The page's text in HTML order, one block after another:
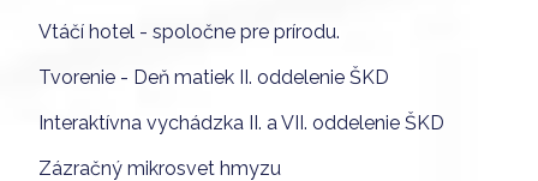
Vtáčí hotel - spoločne pre prírodu.
Tvorenie - Deň matiek II. oddelenie ŠKD
Interaktívna vychádzka II. a VII. oddelenie ŠKD
Zázračný mikrosvet hmyzu